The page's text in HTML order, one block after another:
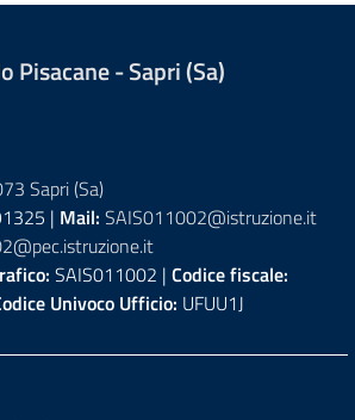
Pisacane - Sapri (Sa)
Sapri (Sa)
| Mail: SAIS011002@istruzione.it
SAIS011002 | Codice fiscale:
Univoco Ufficio: UFUU1J